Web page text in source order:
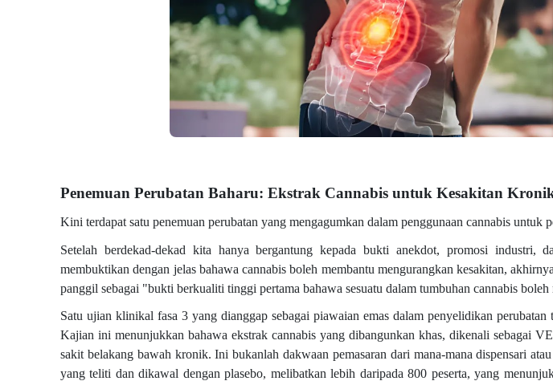
Penemuan Perubatan Baharu: Ekstrak Cannabis untuk Kesakitan
Kini terdapat satu penemuan perubatan yang mengagumkan dalam penggunaan cannabis untuk
Setelah berdekad-dekad kita hanya bergantung kepada bukti anekdot, promosi industri,
membuktikan dengan jelas bahawa cannabis boleh membantu mengurangkan kesakitan,
panggil sebagai "bukti berkualiti tinggi pertama bahawa sesuatu dalam tumbuhan cannabis
Satu ujian klinikal fasa 3 yang dianggap sebagai piawaian emas dalam penyelidikan
Kajian ini menunjukkan bahawa ekstrak cannabis yang dibangunkan khas, dikenali sebagai
sakit belakang bawah kronik. Ini bukanlah dakwaan pemasaran dari mana-mana dispensari
yang teliti dan dikawal dengan plasebo, melibatkan lebih daripada 800 peserta, yang